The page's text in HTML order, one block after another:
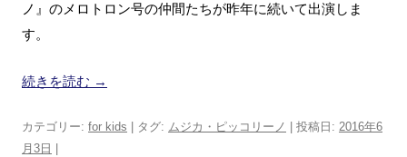
ノ』のメロトロン号の仲間たちが昨年に続いて出演しま
す。
続きを読む →
カテゴリー: for kids | タグ: ムジカ・ピッコリーノ | 投稿日: 2016年6
月3日